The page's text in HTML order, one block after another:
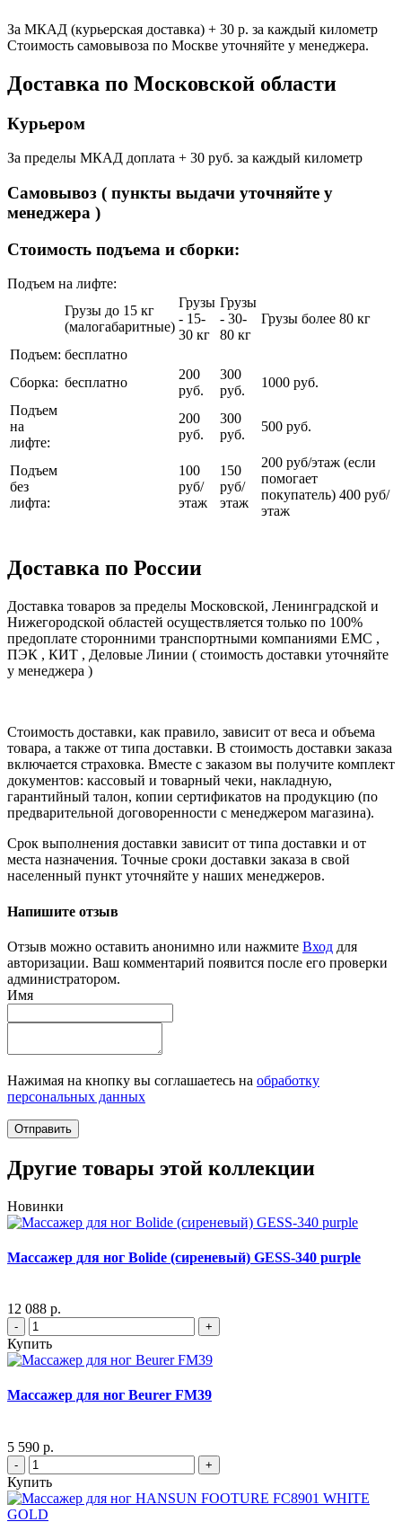
За МКАД (курьерская доставка) + 30 р. за каждый километр
Стоимость самовывоза по Москве уточняйте у менеджера.
Доставка по Московской области
Курьером
За пределы МКАД доплата + 30 руб. за каждый километр
Самовывоз ( пункты выдачи уточняйте у
менеджера )
Стоимость подъема и сборки:
Подъем на лифте:
Грузы до 15 кг
(малогабаритные)
Грузы
- 15-
30 кг
Грузы
- 30-
80 кг
Грузы более 80 кг
Подъем: бесплатно
Сборка: бесплатно
200
руб.
300
руб.
1000 руб.
Подъем
на
лифте:
200
руб.
300
руб.
500 руб.
Подъем
без
лифта:
100
руб/
этаж
150
руб/
этаж
200 руб/этаж (если
помогает
покупатель) 400 руб/
этаж
Доставка по России
Доставка товаров за пределы Московской, Ленинградской и
Нижегородской областей осуществляется только по 100%
предоплате сторонними транспортными компаниями ЕМС ,
ПЭК , КИТ , Деловые Линии ( стоимость доставки уточняйте
у менеджера )
Стоимость доставки, как правило, зависит от веса и объема
товара, а также от типа доставки. В стоимость доставки заказа
включается страховка. Вместе с заказом вы получите комплект
документов: кассовый и товарный чеки, накладную,
гарантийный талон, копии сертификатов на продукцию (по
предварительной договоренности с менеджером магазина).
Срок выполнения доставки зависит от типа доставки и от
места назначения. Точные сроки доставки заказа в свой
населенный пункт уточняйте у наших менеджеров.
Напишите отзыв
Отзыв можно оставить анонимно или нажмите Вход для
авторизации. Ваш комментарий появится после его проверки
администратором.
Имя
Нажимая на кнопку вы соглашаетесь на обработку
персональных данных
Отправить
Другие товары этой коллекции
Новинки
Массажер для ног Bolide (сиреневый) GESS-340 purple
12 088 р.
- +
Купить
Массажер для ног Beurer FM39
5 590 р.
- +
Купить